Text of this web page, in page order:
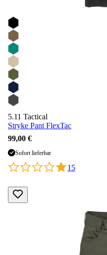
5.11 Tactical
Stryke Pant FlexTac
99,00 €
Sofort lieferbar
15